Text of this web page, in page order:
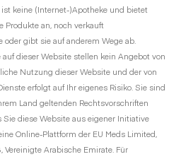
keine (Internet-)Apotheke und bietet
Produkte an, noch verkauft
oder gibt sie auf anderem Wege ab.
dieser Website stellen kein Angebot von
Nutzung dieser Website und der von
erfolgt auf Ihr eigenes Risiko. Sie sind
Land geltenden Rechtsvorschriften
diese Website aus eigener Initiative
Online-Plattform der EU Meds Limited,
Arabische Emirate. Für